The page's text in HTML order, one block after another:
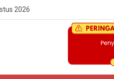
2026